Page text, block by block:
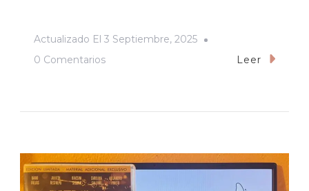
Actualizado El 3 Septiembre, 2025
0 ComentariosEn
Una
Mirada
Leer